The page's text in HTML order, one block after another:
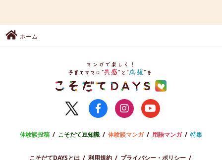
ホーム
体験談投稿 こそだて豆知識 体験談マンガ 用語マンガ 特集
こそだてDAYSとは 利用規約 プライバシー・ポリシー